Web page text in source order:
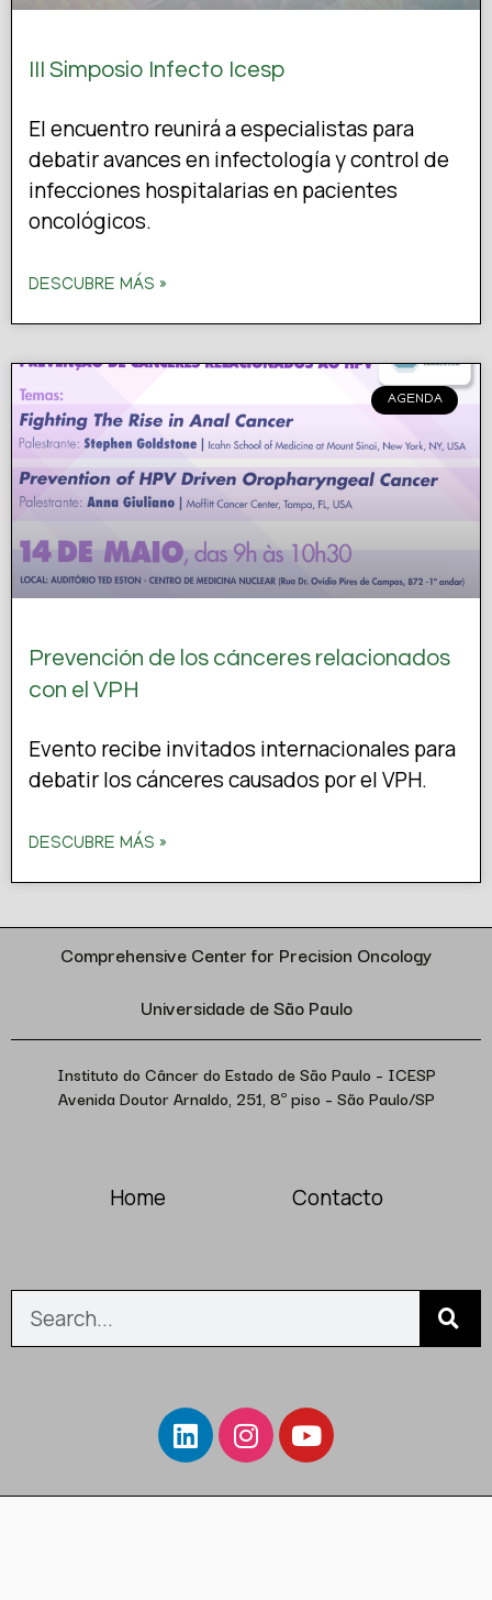
III Simposio Infecto Icesp
El encuentro reunirá a especialistas para
debatir avances en infectología y control de
infecciones hospitalarias en pacientes
oncológicos.
DESCUBRE MÁS »
AGENDA
Prevención de los cánceres relacionados
con el VPH
Evento recibe invitados internacionales para
debatir los cánceres causados por el VPH.
DESCUBRE MÁS »
Comprehensive Center for Precision Oncology
Universidade de São Paulo
Instituto do Câncer do Estado de São Paulo – ICESP
Avenida Doutor Arnaldo, 251, 8º piso – São Paulo/SP
Home Contacto